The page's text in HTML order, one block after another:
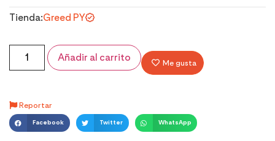
Tienda:Greed PY
Añadir al carrito Me gusta
Reportar
Facebook Twitter WhatsApp